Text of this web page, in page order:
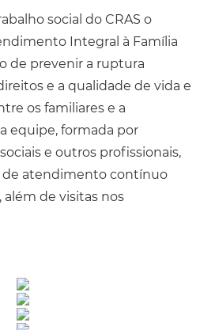
social do CRAS o
Integral à Família
de prevenir a ruptura
e a qualidade de vida e
os familiares e a
equipe, formada por
e outros profissionais,
de atendimento contínuo
de visitas nos